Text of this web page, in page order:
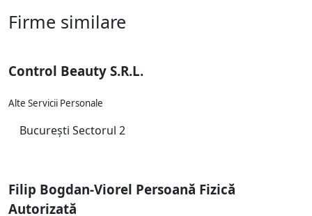
Firme similare
Control Beauty S.R.L.
Alte Servicii Personale
București Sectorul 2
Filip Bogdan-Viorel Persoană Fizică
Autorizată